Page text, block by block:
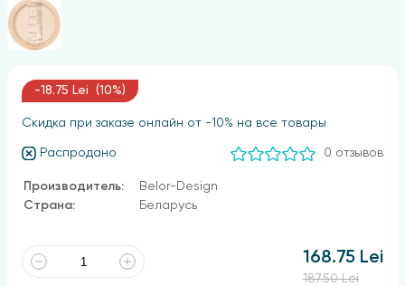
-18.75 Lei (10%)
Скидка при заказе онлайн от -10% на все товары
Распродано 0 отзывов
Производитель:
Belor-Design
Страна:
Беларусь
168.75 Lei
187.50 Lei